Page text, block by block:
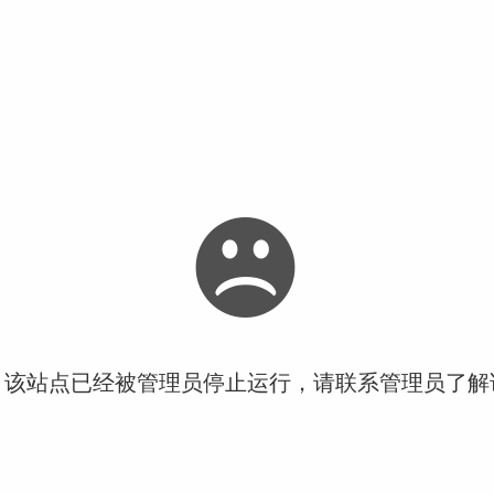
站点已经被管理员停止运行，请联系管理员了